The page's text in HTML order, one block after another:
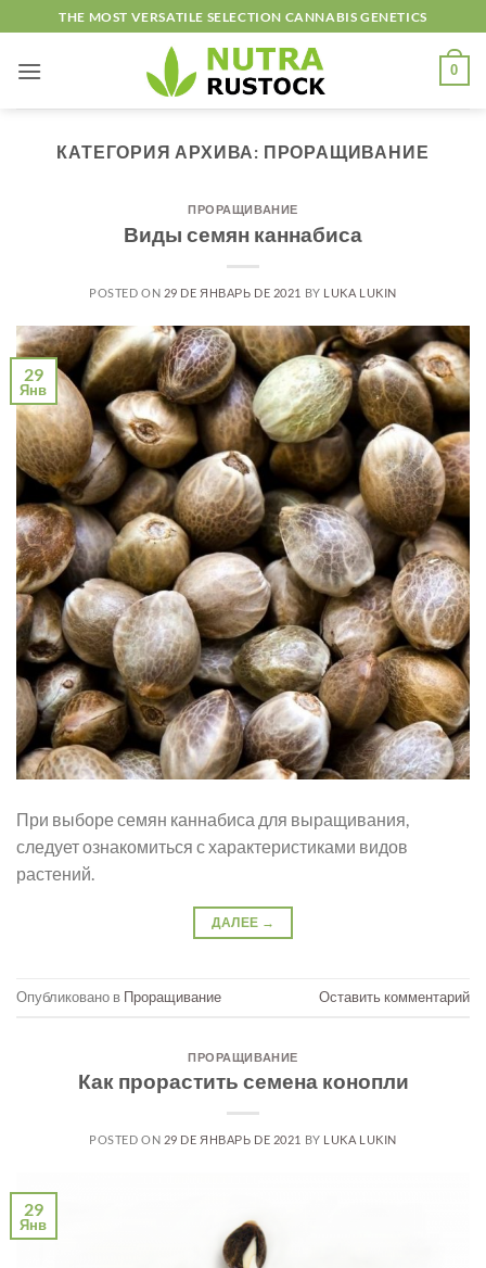
to
content
THE MOST VERSATILE SELECTION CANNABIS GENETICS
0
КАТЕГОРИЯ АРХИВА: ПРОРАЩИВАНИЕ
ПРОРАЩИВАНИЕ
Виды семян каннабиса
POSTED ON 29 DE ЯНВАРЬ DE 2021 BY LUKA LUKIN
29
Янв
При выборе семян каннабиса для выращивания,
следует ознакомиться с характеристиками видов
растений.
ДАЛЕЕ →
Опубликовано в Проращивание Оставить комментарий
ПРОРАЩИВАНИЕ
Как прорастить семена конопли
POSTED ON 29 DE ЯНВАРЬ DE 2021 BY LUKA LUKIN
29
Янв